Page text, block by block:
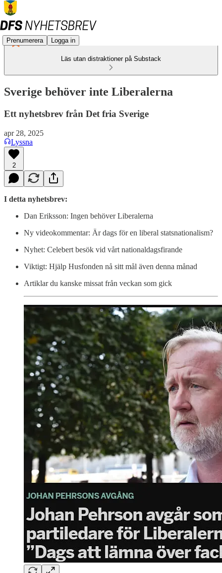
Prenumerera Logga in
Läs utan distraktioner på Substack
Sverige behöver inte Liberalerna
Ett nyhetsbrev från Det fria Sverige
apr 28, 2025
Lyssna
2
I detta nyhetsbrev:
Dan Eriksson: Ingen behöver Liberalerna
Ny videokommentar: Är dags för en liberal statsnationalism?
Nyhet: Celebert besök vid vårt nationaldagsfirande
Viktigt: Hjälp Husfonden nå sitt mål även denna månad
Artiklar du kanske missat från veckan som gick